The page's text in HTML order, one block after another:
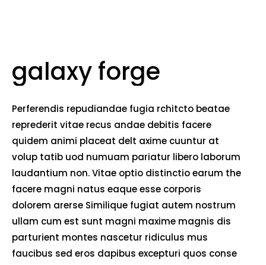
galaxy forge
Perferendis repudiandae fugia rchitcto beatae
reprederit vitae recus andae debitis facere
quidem animi placeat delt axime cuuntur at
volup tatib uod numuam pariatur libero laborum
laudantium non. Vitae optio distinctio earum the
facere magni natus eaque esse corporis
dolorem arerse Similique fugiat autem nostrum
ullam cum est sunt magni maxime magnis dis
parturient montes nascetur ridiculus mus
faucibus sed eros dapibus excepturi quos conse